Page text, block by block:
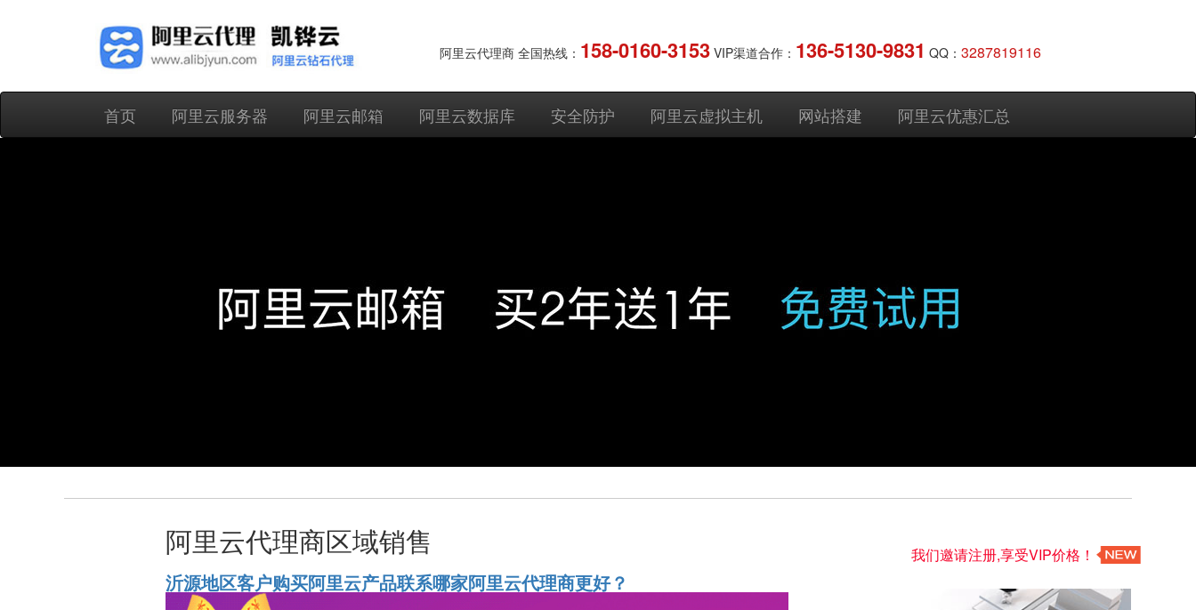
阿里云代理商 全国热线： 158-0160-3153VIP渠道合作： 136-5130-9831 QQ： 3287819116
首页 阿里云服务器 阿里云邮箱 阿里云数据库 安全防护 阿里云虚拟主机 网站搭建 阿里云优惠汇总
阿里云代理商区域销售
沂源地区客户购买阿里云产品联系哪家阿里云代理商更好？
我们邀请注册,享受VIP价格！